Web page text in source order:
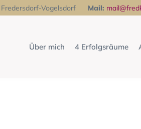
Vogelsdorf Mail:
Über mich 4 Erfolgsräume